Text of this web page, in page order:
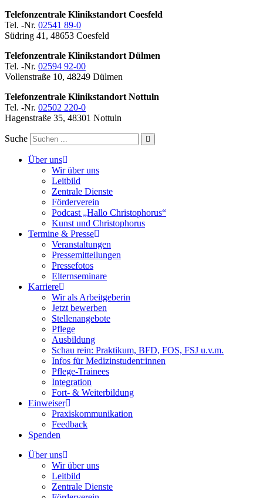
Telefonzentrale Klinikstandort Coesfeld
Tel. -Nr. 02541 89-0
Südring 41, 48653 Coesfeld
Telefonzentrale Klinikstandort Dülmen
Tel. -Nr. 02594 92-00
Vollenstraße 10, 48249 Dülmen
Telefonzentrale Klinikstandort Nottuln
Tel. -Nr. 02502 220-0
Hagenstraße 35, 48301 Nottuln
Suche
Über uns
Wir über uns
Leitbild
Zentrale Dienste
Förderverein
Podcast „Hallo Christophorus“
Kunst und Christophorus
Termine & Presse
Veranstaltungen
Pressemitteilungen
Pressefotos
Elternseminare
Karriere
Wir als Arbeitgeberin
Jetzt bewerben
Stellenangebote
Pflege
Ausbildung
Schau rein: Praktikum, BFD, FOS, FSJ u.v.m.
Infos für Medizinstudent:innen
Pflege-Trainees
Integration
Fort- & Weiterbildung
Einweiser
Praxiskommunikation
Feedback
Spenden
Über uns
Wir über uns
Leitbild
Zentrale Dienste